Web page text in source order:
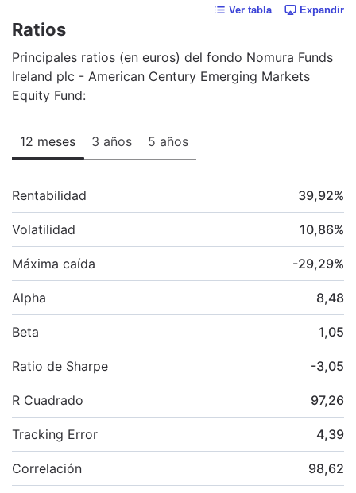
Ver tabla Expandir
Ratios
Principales ratios (en euros) del fondo Nomura Funds
Ireland plc - American Century Emerging Markets
Equity Fund:
12 meses 3 años 5 años
Rentabilidad 39,92%
Volatilidad 10,86%
Máxima caída -29,29%
Alpha 8,48
Beta 1,05
Ratio de Sharpe -3,05
R Cuadrado 97,26
Tracking Error 4,39
Correlación 98,62